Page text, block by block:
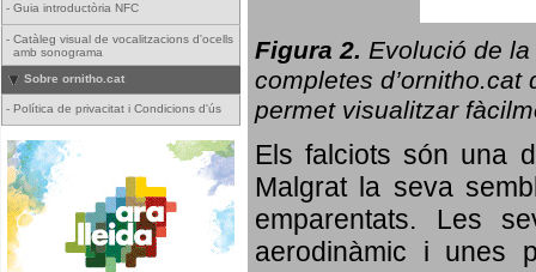
- Guia introductòria NFC
- Catàleg visual de vocalitzacions d'ocells
amb sonograma
Sobre ornitho.cat
- Política de privacitat i Condicions d'ús
Figura 2. Evolució de la
completes d’ornitho.cat
permet visualitzar
Els falciots són una
Malgrat la seva
emparentats. Les
aerodinàmic i unes